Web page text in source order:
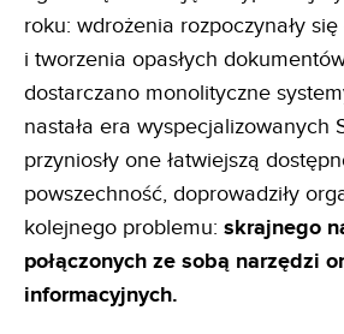
roku: wdrożenia rozpoczynały
i tworzenia opasłych
dostarczano monolityczne
nastała era wyspecjalizowanych
przyniosły one łatwiejszą
powszechność, doprowadziły
kolejnego problemu: skrajnego
połączonych ze sobą narzędzi
informacyjnych.